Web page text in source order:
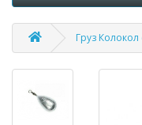
Груз Колокол